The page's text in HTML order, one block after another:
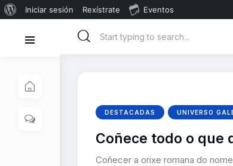
Iniciar sesión Rexístrate Eventos
DESTACADAS UNIVERSO
Coñece todo o que
Coñecer a orixe romana do